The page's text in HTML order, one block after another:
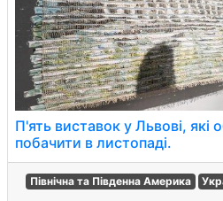
П'ять виставок у Львові, які
побачити в листопаді.
Північна та Південна Америка